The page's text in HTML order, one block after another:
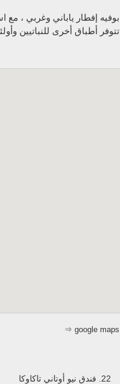
بوفيه إفطار ياباني وغربي ، مع
تتوفر أطباق أخرى للنباتيين
⇒ google maps
22. فندق نيو أوتاني تاكاوكا